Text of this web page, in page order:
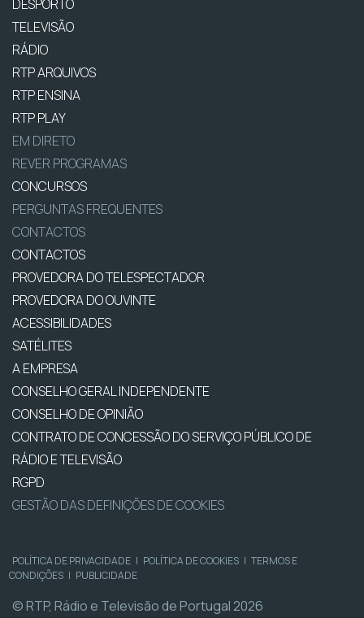
DESPORTO
TELEVISÃO
RÁDIO
RTP ARQUIVOS
RTP ENSINA
RTP PLAY
EM DIRETO
REVER PROGRAMAS
CONCURSOS
PERGUNTAS FREQUENTES
CONTACTOS
CONTACTOS
PROVEDORA DO TELESPECTADOR
PROVEDORA DO OUVINTE
ACESSIBILIDADES
SATÉLITES
A EMPRESA
CONSELHO GERAL INDEPENDENTE
CONSELHO DE OPINIÃO
CONTRATO DE CONCESSÃO DO SERVIÇO PÚBLICO DE
RÁDIO E TELEVISÃO
RGPD
GESTÃO DAS DEFINIÇÕES DE COOKIES
POLÍTICA DE PRIVACIDADE | POLÍTICA DE COOKIES | TERMOS E
CONDIÇÕES | PUBLICIDADE
© RTP, Rádio e Televisão de Portugal 2026